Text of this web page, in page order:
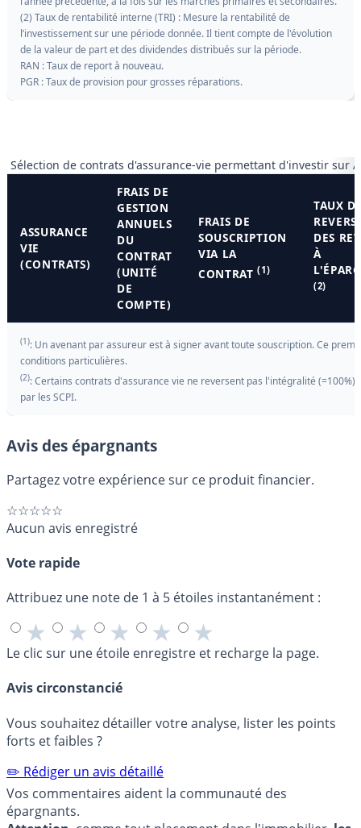
(2) Taux de rentabilité interne (TRI) : Mesure la rentabilité de
l’investissement sur une période donnée. Il tient compte de l'évolution
de la valeur de part et des dividendes distribués sur la période.
RAN : Taux de report à nouveau.
PGR : Taux de provision pour grosses réparations.
Sélection de contrats d'assurance-vie permettant d'investir sur
ASSURANCE
VIE
(CONTRATS)
FRAIS DE
GESTION
ANNUELS
DU
CONTRAT
(UNITÉ
DE
COMPTE)
FRAIS DE
SOUSCRIPTION
VIA LA
CONTRAT(1)
TAUX
DES
À
(2)
(1): Un avenant par assureur est à signer avant toute souscription. Ce
conditions particulières.
(2): Certains contrats d'assurance vie ne reversent pas l'intégralité (=100%)
par les SCPI.
Avis des épargnants
Partagez votre expérience sur ce produit financier.
☆☆☆☆☆
Aucun avis enregistré
Vote rapide
Attribuez une note de 1 à 5 étoiles instantanément :
★ ★ ★ ★ ★
Le clic sur une étoile enregistre et recharge la page.
Avis circonstancié
Vous souhaitez détailler votre analyse, lister les points
forts et faibles ?
✏️ Rédiger un avis détaillé
Vos commentaires aident la communauté des
épargnants.